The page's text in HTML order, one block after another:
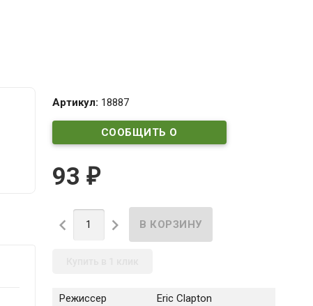
Артикул: 18887
СООБЩИТЬ О
93 ₽
 
Режиссер
Eric Clapton